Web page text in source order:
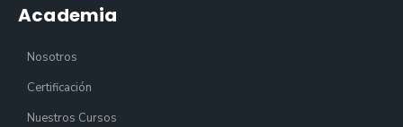
Academia
Nosotros
Certificación
Nuestros Cursos